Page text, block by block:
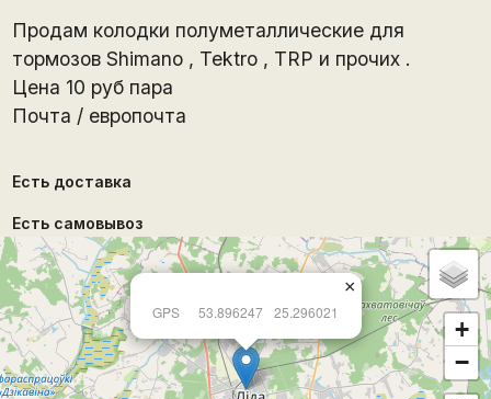
Продам колодки полуметаллические для
тормозов Shimano , Tektro , TRP и прочих .
Цена 10 руб пара
Почта / европочта
Есть доставка
Есть самовывоз
GPS 53.896247 25.296021
×
+
−